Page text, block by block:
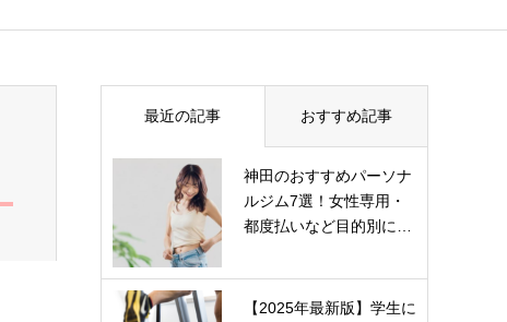
最近の記事 おすすめ記事
神田のおすすめパーソナ
ルジム7選！女性専用・
都度払いなど目的別に…
【2025年最新版】学生に